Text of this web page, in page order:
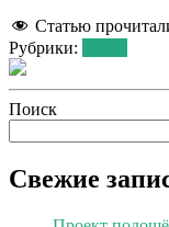
Статью
Рубрики:
Поиск
Свежие